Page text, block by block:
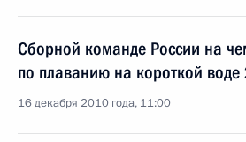
Сборной команде России на
по плаванию на короткой
16 декабря 2010 года, 11:00